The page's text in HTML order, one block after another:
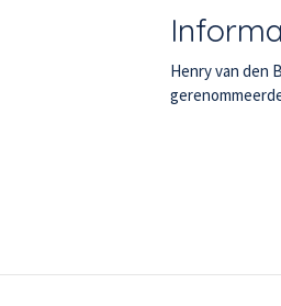
Henry van den